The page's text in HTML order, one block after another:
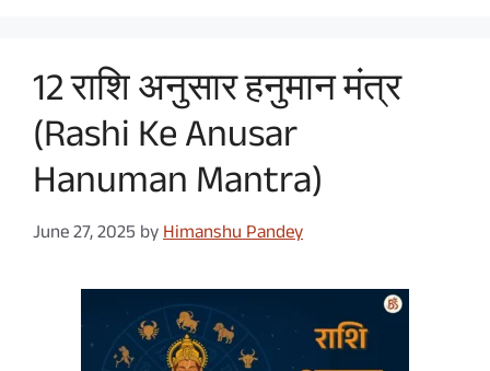
12 राशि अनुसार हनुमान मंत्र
(Rashi Ke Anusar
Hanuman Mantra)
June 27, 2025 byHimanshu Pandey